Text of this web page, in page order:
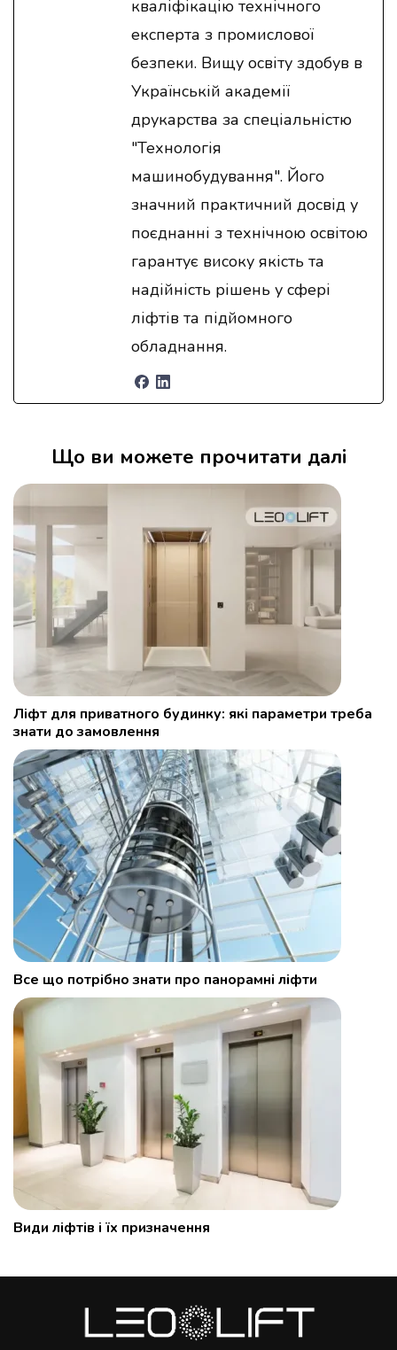
кваліфікацію технічного
експерта з промислової
безпеки. Вищу освіту здобув в
Українській академії
друкарства за спеціальністю
"Технологія
машинобудування". Його
значний практичний досвід у
поєднанні з технічною освітою
гарантує високу якість та
надійність рішень у сфері
ліфтів та підйомного
обладнання.
Що ви можете прочитати далі
Ліфт для приватного будинку: які параметри треба
знати до замовлення
Все що потрібно знати про панорамні ліфти
Види ліфтів і їх призначення